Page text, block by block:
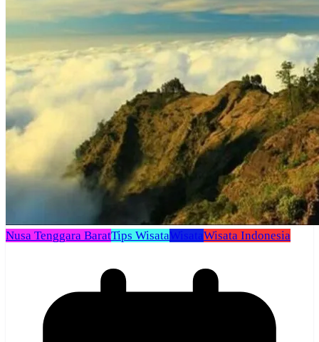
Nusa Tenggara BaratTips WisataWisataWisata Indonesia